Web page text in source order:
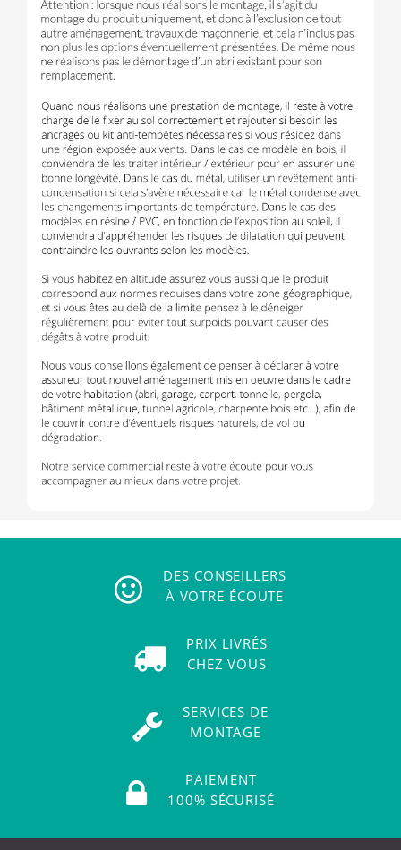
DES CONSEILLERS
À VOTRE ÉCOUTE
PRIX LIVRÉS
CHEZ VOUS
SERVICES DE
MONTAGE
PAIEMENT
100% SÉCURISÉ